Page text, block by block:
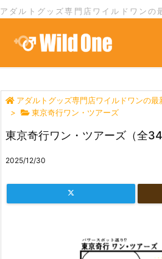
アダルトグッズ専門店ワイルドワンの
アダルトグッズ専門店ワイルドワンの最
>
東京奇行ワン・ツアーズ
東京奇行ワン・ツアーズ（全34
2025/12/30